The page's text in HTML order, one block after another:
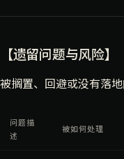
【遗留问题与风险】
被搁置、回避或没有落地
问题描
述
被如何处理